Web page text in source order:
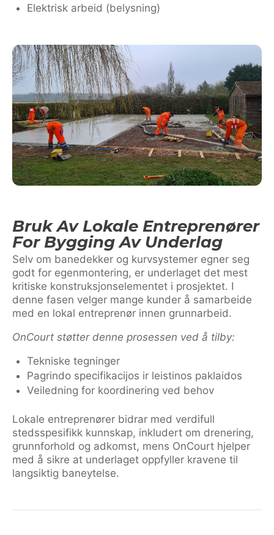
Elektrisk arbeid (belysning)
Bruk Av Lokale Entreprenører
For Bygging Av Underlag
Selv om banedekker og kurvsystemer egner seg
godt for egenmontering, er underlaget det mest
kritiske konstruksjonselementet i prosjektet. I
denne fasen velger mange kunder å samarbeide
med en lokal entreprenør innen grunnarbeid.
OnCourt støtter denne prosessen ved å tilby:
Tekniske tegninger
Pagrindo specifikacijos ir leistinos paklaidos
Veiledning for koordinering ved behov
Lokale entreprenører bidrar med verdifull
stedsspesifikk kunnskap, inkludert om drenering,
grunnforhold og adkomst, mens OnCourt hjelper
med å sikre at underlaget oppfyller kravene til
langsiktig bane­ytelse.